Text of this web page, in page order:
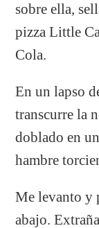
sobre ella,
pizza Little
Cola.
En un lapso
transcurre la
doblado en
hambre
Me levanto y
abajo.